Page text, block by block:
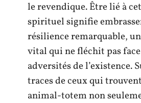
le revendique. Être lié à
spirituel signifie
résilience remarquable,
vital qui ne fléchit pas
adversités de l’existence.
traces de ceux qui
animal-totem non